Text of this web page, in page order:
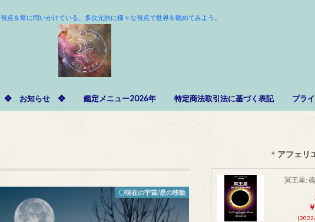
点を常に問いかけている。多次元的に様々な視点で世界を眺めてみよう。
❖ お知らせ ❖ 鑑定メニュー2026年 特定商法取引法に基づく表記 プラ
〇現在の宇宙/星の移動
＊ アフェリ
冥王星: